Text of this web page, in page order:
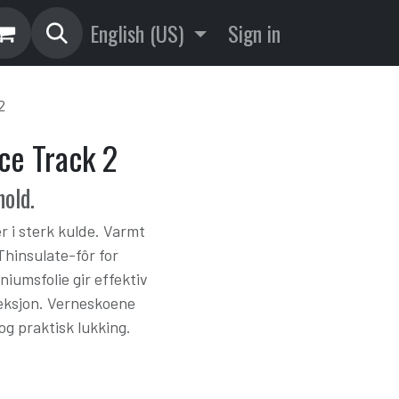
English (US) Sign in
Track 2
i sterk kulde. Varmt
fôr for
gir effektiv
Verneskoene
praktisk lukking.